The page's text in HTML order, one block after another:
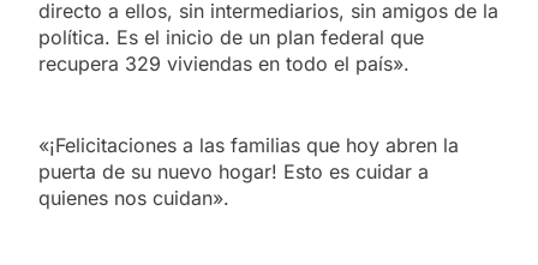
directo a ellos, sin intermediarios, sin amigos de la
política. Es el inicio de un plan federal que
recupera 329 viviendas en todo el país».
«¡Felicitaciones a las familias que hoy abren la
puerta de su nuevo hogar! Esto es cuidar a
quienes nos cuidan».